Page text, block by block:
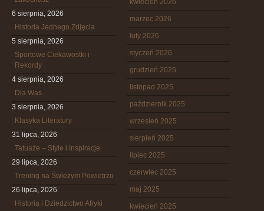
6 sierpnia, 2026
Historia Jednego Zdjęcia
5 sierpnia, 2026
Sportowe Ciekawostki i
Rekordy
4 sierpnia, 2026
Dla Was
3 sierpnia, 2026
Klasyka Literatury
31 lipca, 2026
Tatuaże – Style i Inspiracje
29 lipca, 2026
Trening na Świeżym Powietrzu
26 lipca, 2026
Historia i Dziedzictwo Afryki
kwiecień 2026
marzec 2026
luty 2026
styczeń 2026
grudzień 2025
listopad 2025
październik 2025
wrzesień 2025
sierpień 2025
lipiec 2025
czerwiec 2025
maj 2025
kwiecień 2025